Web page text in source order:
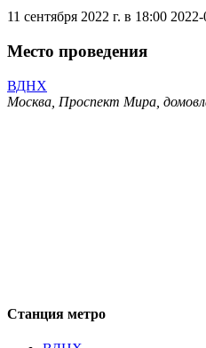
11 сентября 2022 г. в 18:00 2022-
Место проведения
ВДНХ
Москва, Проспект Мира,
Станция метро